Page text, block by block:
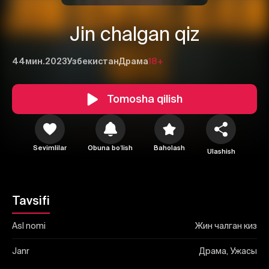
Jin chalgan qiz
44мин.2023УзбекистанДрама18+
Tomosha qilish
Sevimlilar Obuna boʻlish Baholash Ulashish
Tavsifi
Asl nomi Жин чалган киз
Janr Драма, Ужасы
1 2
Yuborish
Bekor qilish Tizimga kirish